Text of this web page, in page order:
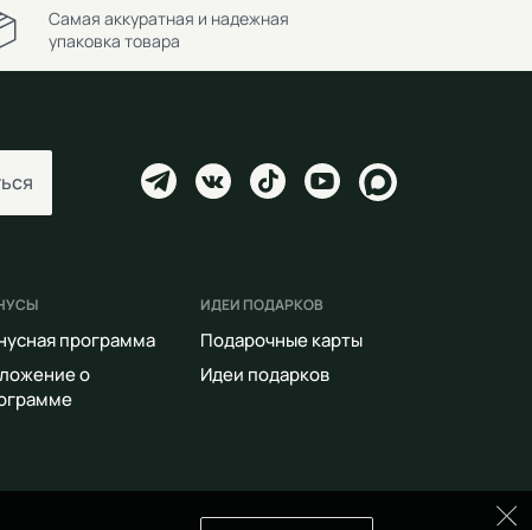
Самая аккуратная и надежная
упаковка товара
программа
о
ИДЕИ ПОДАРКОВ
Подарочные карты
Идеи подарков